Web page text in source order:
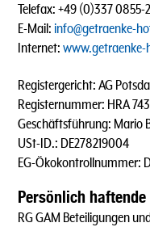
Telefax: +49 (0)337 0855-
E-Mail: info@getraenke-
Internet:
Registergericht: AG
Registernummer: HRA
Geschäftsführung: Mario
USt-ID.: DE278219004
EG-Ökokontrollnummer:
Persönlich
RG GAM Beteiligungen